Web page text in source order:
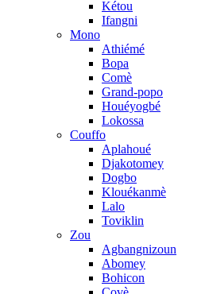
Kétou
Ifangni
Mono
Athiémé
Bopa
Comè
Grand-popo
Houéyogbé
Lokossa
Couffo
Aplahoué
Djakotomey
Dogbo
Klouékanmè
Lalo
Toviklin
Zou
Agbangnizoun
Abomey
Bohicon